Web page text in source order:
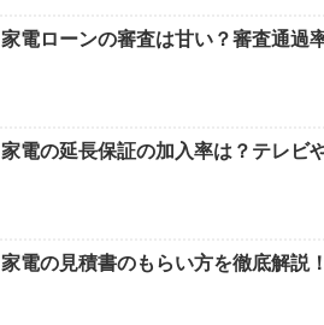
家電ローンの審査は甘い？審査通過
家電の延長保証の加入率は？テレビ
家電の見積書のもらい方を徹底解説